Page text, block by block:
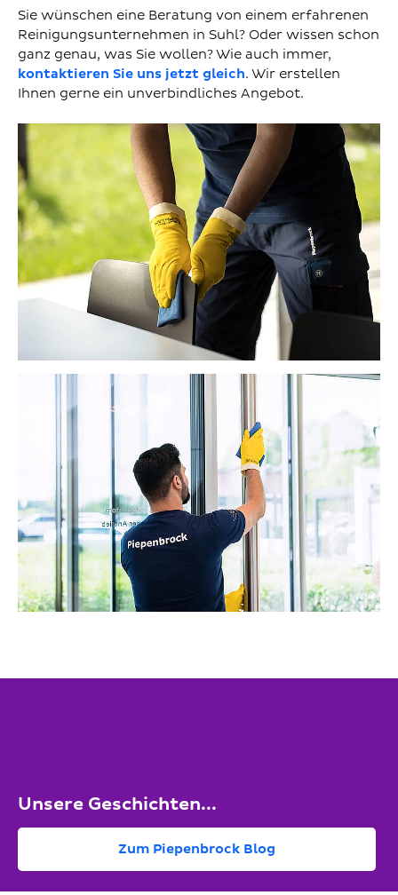
Sie wünschen eine Beratung von einem erfahrenen
Reinigungsunternehmen in Suhl? Oder wissen schon
ganz genau, was Sie wollen? Wie auch immer,
kontaktieren Sie uns jetzt gleich. Wir erstellen
Ihnen gerne ein unverbindliches Angebot.
Unsere Geschichten...
Zum Piepenbrock Blog